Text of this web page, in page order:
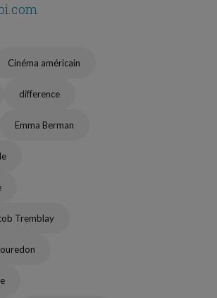
Cinéma américain
difference
Emma Berman
Tremblay